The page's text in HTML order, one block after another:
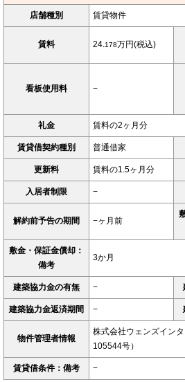
店舗種別 賃貸物件
賃料 24.178万円(税込)
看板使用料 −
礼金 賃料の2ヶ月分
賃貸借契約種別 普通借家
更新料 賃料の1.5ヶ月分
入居者制限 −
解約前予告の期間 −ヶ月前
敷金・保証金償却：
備考
3か月
建築協力金の有無 −
建築協力金返済期間 −
物件管理者情報
株式会社ウェンズイン
105544号）
賃貸借条件：備考 −